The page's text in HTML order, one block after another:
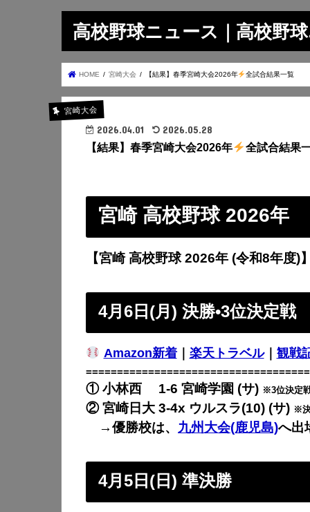
高校野球ニュース｜高校野
HOME 宮崎大会 【結果】春季宮崎大会2026年 全試合結果一覧
宮崎大会
2026.04.01 2026.05.28
【結果】春季宮崎大会2026年 全試合結果
宮崎 高校野球 2026年
【宮崎 高校野球 2026年 (令和8年度)】
4月6日(月) 決勝•3位決定戦
Amazon新着｜ 楽天トラベル｜ 観戦
① 小林西 1-6 宮崎学園 (サ) ※3位決定
② 宮崎日大 3-4x ウルスラ(10) (サ) ※
→優勝校は、 九州大会(鹿児島)へ出
4月5日(日) 準決勝